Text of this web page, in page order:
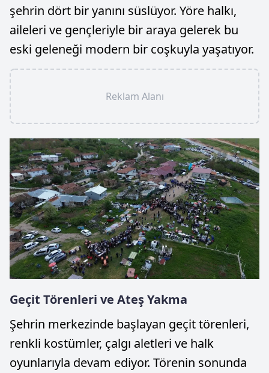
şehrin dört bir yanını süslüyor. Yöre halkı,
aileleri ve gençleriyle bir araya gelerek bu
eski geleneği modern bir coşkuyla yaşatıyor.
Reklam Alanı
Geçit Törenleri ve Ateş Yakma
Şehrin merkezinde başlayan geçit törenleri,
renkli kostümler, çalgı aletleri ve halk
oyunlarıyla devam ediyor. Törenin sonunda